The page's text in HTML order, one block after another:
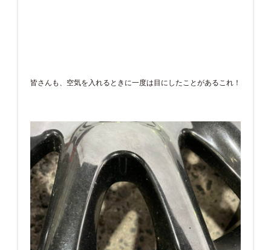
皆さんも、空気を入れるときに一度は目にしたことがあるこれ！